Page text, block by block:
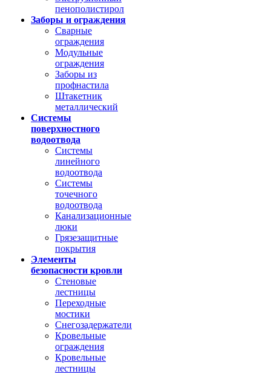
пенополистирол
Заборы и ограждения
Сварные
ограждения
Модульные
ограждения
Заборы из
профнастила
Штакетник
металлический
Системы
поверхностного
водоотвода
Системы
линейного
водоотвода
Системы
точечного
водоотвода
Канализационные
люки
Грязезащитные
покрытия
Элементы
безопасности кровли
Стеновые
лестницы
Переходные
мостики
Снегозадержатели
Кровельные
ограждения
Кровельные
лестницы